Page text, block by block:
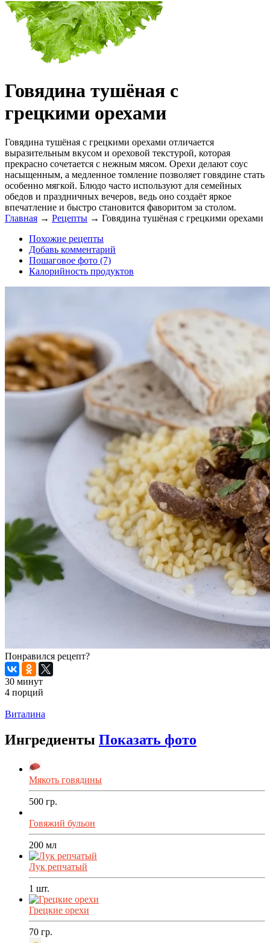
Говядина тушёная с
грецкими орехами
Говядина тушёная с грецкими орехами отличается
выразительным вкусом и ореховой текстурой, которая
прекрасно сочетается с нежным мясом. Орехи делают соус
насыщенным, а медленное томление позволяет говядине стать
особенно мягкой. Блюдо часто используют для семейных
обедов и праздничных вечеров, ведь оно создаёт яркое
впечатление и быстро становится фаворитом за столом.
Главная → Рецепты → Говядина тушёная с грецкими орехами
Похожие рецепты
Добавь комментарий
Пошаговое фото (7)
Калорийность продуктов
Понравился рецепт?
30 минут
4 порций
Виталина
Ингредиенты Показать фото
Мякоть говядины
500 гр.
Говяжий бульон
200 мл
Лук репчатый
1 шт.
Грецкие орехи
70 гр.